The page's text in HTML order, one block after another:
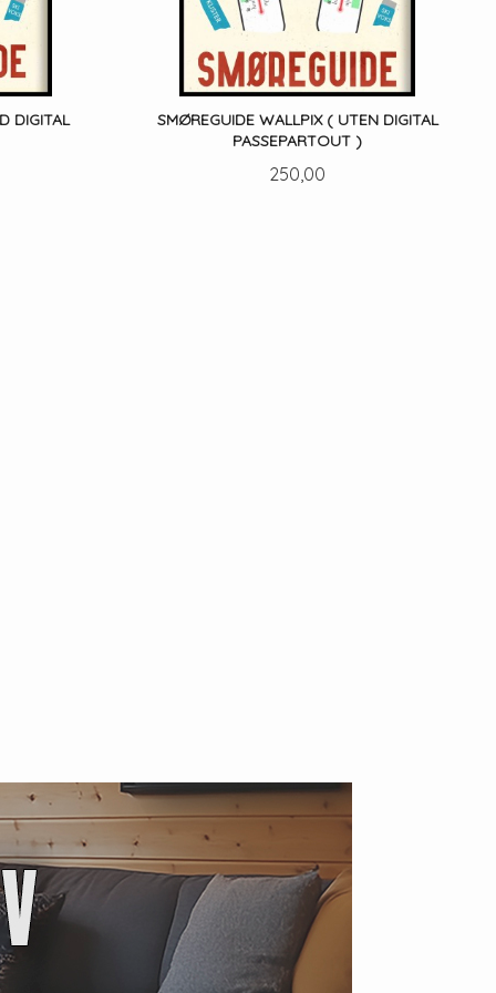
DIGITAL
SMØREGUIDE WALLPIX ( UTEN DIGITAL
PASSEPARTOUT )
Pris
250,00